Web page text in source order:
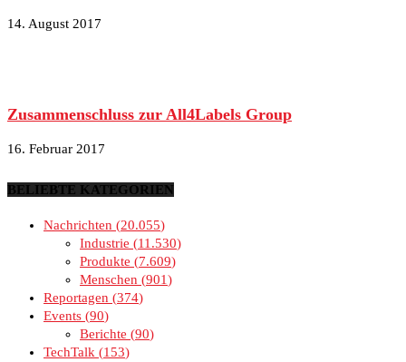
14. August 2017
Zusammenschluss zur All4Labels Group
16. Februar 2017
BELIEBTE KATEGORIEN
Nachrichten
20.055
Industrie
11.530
Produkte
7.609
Menschen
901
Reportagen
374
Events 90
Berichte
90
TechTalk
153